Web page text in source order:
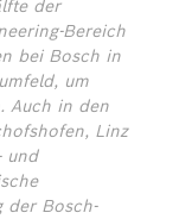
der
Bereich
bei Bosch in
um
Auch in den
Linz
und
der Bosch-